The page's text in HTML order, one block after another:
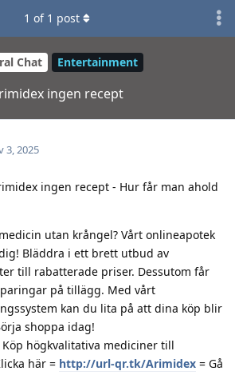
Chat Entertainment
ingen recept
1 of 1 post
3, 2025
ingen recept - Hur får man ahold
utan krångel? Vårt onlineapotek
Bläddra i ett brett utbud av
till rabatterade priser. Dessutom får
på tillägg. Med vårt
kan du lita på att dina köp blir
shoppa idag!
högkvalitativa mediciner till
här = http://url-qr.tk/Arimidex = Gå